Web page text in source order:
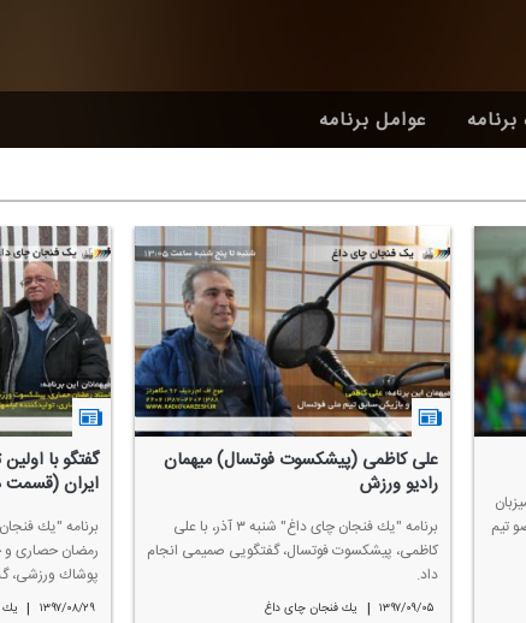
برنامه عوامل برنامه
شنبه ۶ آذر، میزبان
تیم
علی كاظمی (پیشكسوت فوتسال) میهمان
رادیو ورزش
برنامه "یك فنجان چای داغ" شنبه ۳ آذر، با علی
كاظمی، پیشكسوت فوتسال، گفتگویی صمیمی انجام
داد.
۱۳۹۷/۰۹/۰۵ | یك فنجان چای داغ
گفتگو با
ایران
رمضان حصاری و
پوشاك ورزشی،
۱۳۹۷/۰۸/۲۹ | یك